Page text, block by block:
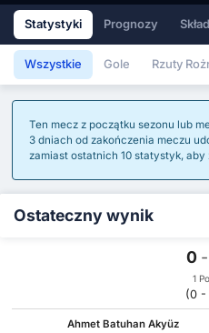
Statystyki Prognozy
Wszystkie Gole Rzuty
Ten mecz z początku sezonu lub
3 dniach od zakończenia meczu
zamiast ostatnich 10 statystyk,
Ostateczny wynik
0 -
1
(0 -
Ahmet Batuhan Akyüz